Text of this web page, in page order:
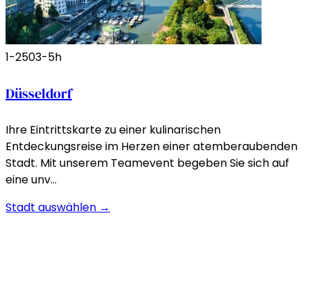
1-2503-5h
Düsseldorf
Ihre Eintrittskarte zu einer kulinarischen
Entdeckungsreise im Herzen einer atemberaubenden
Stadt. Mit unserem Teamevent begeben Sie sich auf
eine unv…
Stadt auswählen →